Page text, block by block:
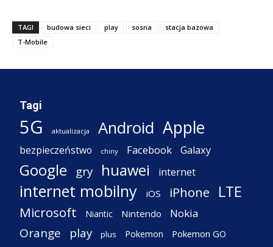
TAGI budowa sieci play sosna
stacja bazowa
T-Mobile
Tagi
5G aktualizacja Android Apple
bezpieczeństwo chiny Facebook Galaxy
Google gry huawei internet
internet mobilny iOS iPhone LTE
Microsoft Niantic Nintendo Nokia
Orange play plus Pokemon Pokemon GO